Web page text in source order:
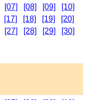
[07] [08] [09]
[10]
[17] [18] [19]
[20]
[27] [28] [29]
[30]